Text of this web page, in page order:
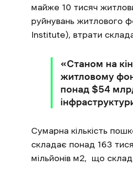
майже 10 тисяч
руйнувань житлового
Institute), втрати
«Станом на
житловому
понад $54
Сумарна кількість
складає понад 163
мільйонів м2, що